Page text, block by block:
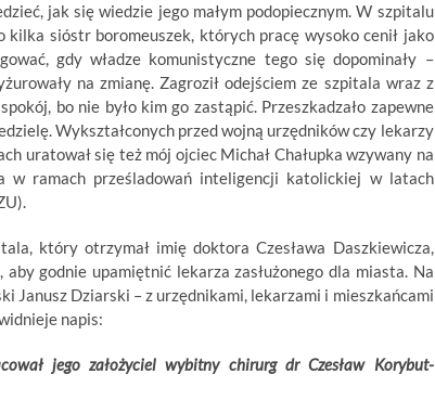
jak się wiedzie jego małym podopiecznym. W szpitalu
kilka sióstr boromeuszek, których pracę wysoko cenił jako
gdy władze komunistyczne tego się dopominały –
na zmianę. Zagroził odejściem ze szpitala wraz z
bo nie było kim go zastąpić. Przeszkadzało zapewne
Wykształconych przed wojną urzędników czy lekarzy
uratował się też mój ojciec Michał Chałupka wzywany na
w ramach prześladowań inteligencji katolickiej w latach
który otrzymał imię doktora Czesława Daszkiewicza,
godnie upamiętnić lekarza zasłużonego dla miasta. Na
Janusz Dziarski – z urzędnikami, lekarzami i mieszkańcami
napis:
jego założyciel wybitny chirurg dr Czesław Korybut-